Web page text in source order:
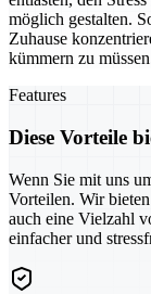
möglich gestalten.
Zuhause
kümmern zu
Features
Diese Vorteile
Wenn Sie mit uns
Vorteilen. Wir
auch eine Vielzahl
einfacher und